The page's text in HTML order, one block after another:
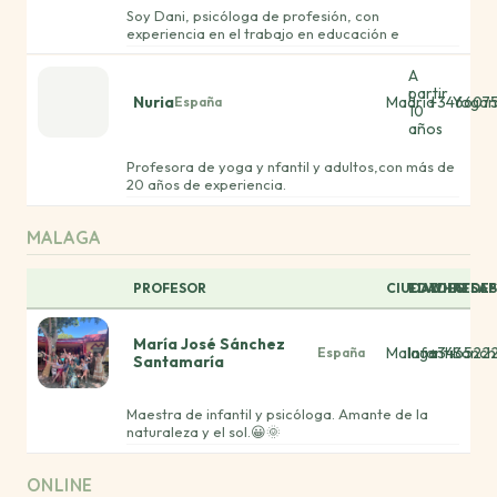
Soy Dani, psicóloga de profesión, con
experiencia en el trabajo en educación e
Trabajando la conciencia corporal y emocional a
través de dinámicas que favorezcan espacios de
socialización entre los peques. Por eso decidí
formarme como instructora de Yoga infantil en la
academia YogaKiddy, además de otras
formaciones complementarias y hoy me
encuentro concretando mi proyecto en España,
NuriaEspaña Madrid
A
partir
10
años
Profesora de yoga y nfantil y adultos,con más de
20 años de experiencia.
MALAGA
PROFESOR CIUDAD
EDADESREDES
María José Sánchez
Santamaría
España Malaga
Infantil
Maestra de infantil y psicóloga. Amante de la
naturaleza y el sol.😀🌞
ONLINE